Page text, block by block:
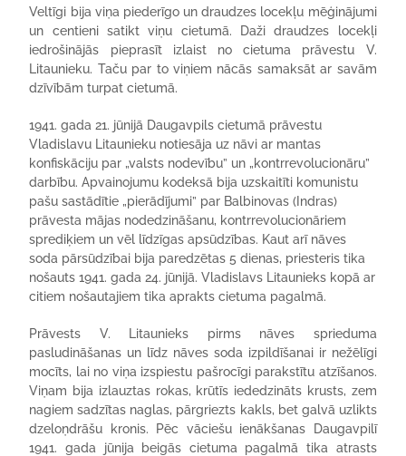
Veltīgi bija viņa piederīgo un draudzes locekļu mēģinājumi
un centieni satikt viņu cietumā. Daži draudzes locekļi
iedrošinājās pieprasīt izlaist no cietuma prāvestu V.
Litaunieku. Taču par to viņiem nācās samaksāt ar savām
dzīvībām turpat cietumā.
1941. gada 21. jūnijā Daugavpils cietumā prāvestu
Vladislavu Litaunieku notiesāja uz nāvi ar mantas
konfiskāciju par „valsts nodevību” un „kontrrevolucionāru”
darbību. Apvainojumu kodeksā bija uzskaitīti komunistu
pašu sastādītie „pierādījumi” par Balbinovas (Indras)
prāvesta mājas nodedzināšanu, kontrrevolucionāriem
sprediķiem un vēl līdzīgas apsūdzības. Kaut arī nāves
soda pārsūdzībai bija paredzētas 5 dienas, priesteris tika
nošauts 1941. gada 24. jūnijā. Vladislavs Litaunieks kopā ar
citiem nošautajiem tika aprakts cietuma pagalmā.
Prāvests V. Litaunieks pirms nāves sprieduma
pasludināšanas un līdz nāves soda izpildīšanai ir nežēlīgi
mocīts, lai no viņa izspiestu pašrocīgi parakstītu atzīšanos.
Viņam bija izlauztas rokas, krūtīs iededzināts krusts, zem
nagiem sadzītas naglas, pārgriezts kakls, bet galvā uzlikts
dzeloņdrāšu kronis. Pēc vāciešu ienākšanas Daugavpilī
1941. gada jūnija beigās cietuma pagalmā tika atrasts